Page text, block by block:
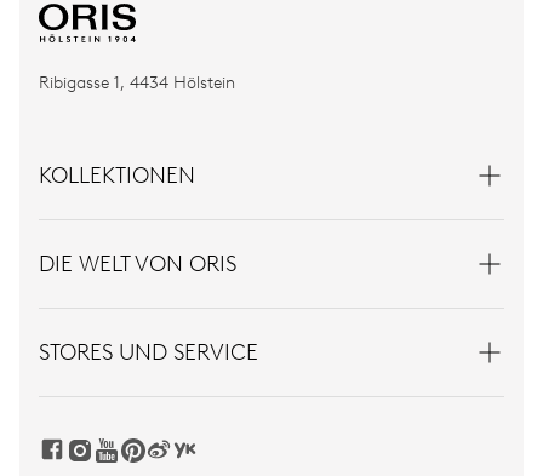
Ribigasse 1, 4434 Hölstein
KOLLEKTIONEN
DIE WELT VON ORIS
STORES UND SERVICE